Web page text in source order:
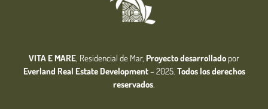
VITA E MARE, Residencial de Mar, Proyecto desarrollado por
Everland Real Estate Development– 2025. Todos los derechos
reservados.